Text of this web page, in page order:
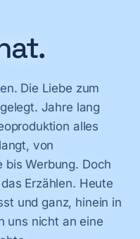
Die Liebe zum
Jahre lang
alles
von
bis Werbung. Doch
Erzählen. Heute
und ganz, hinein in
uns nicht an eine